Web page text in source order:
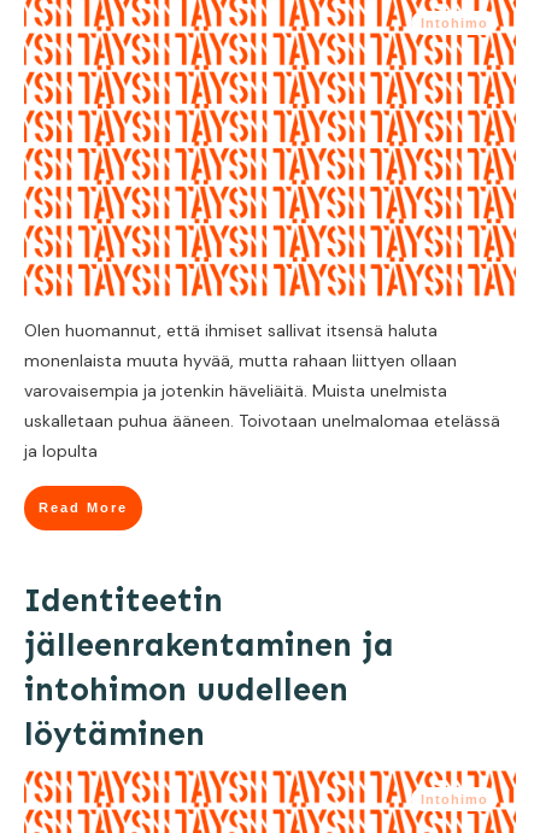
Intohimo
Olen huomannut, että ihmiset sallivat itsensä haluta
monenlaista muuta hyvää, mutta rahaan liittyen ollaan
varovaisempia ja jotenkin häveliäitä. Muista unelmista
uskalletaan puhua ääneen. Toivotaan unelmalomaa etelässä
ja lopulta
Read More
Identiteetin
jälleenrakentaminen ja
intohimon uudelleen
löytäminen
Intohimo